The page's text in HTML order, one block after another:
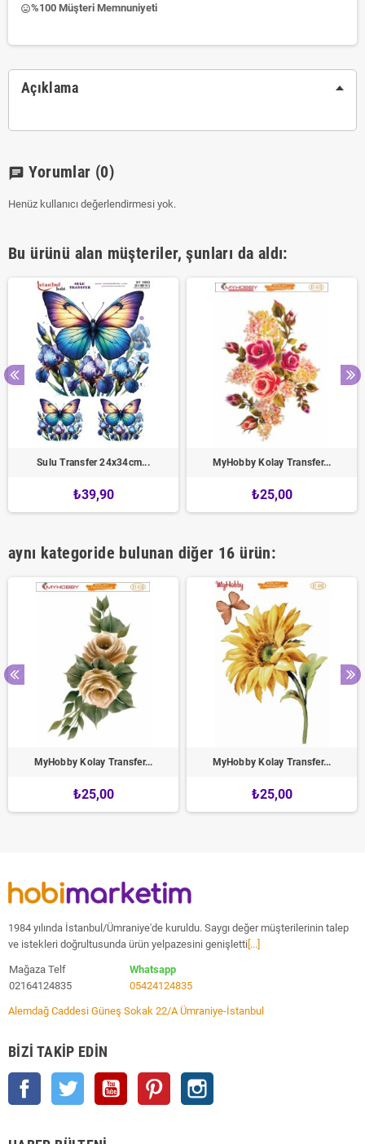
insert_emoticon%100 Müşteri Memnuniyeti
Açıklama
chat Yorumlar (0)
Henüz kullanıcı değerlendirmesi yok.
Bu ürünü alan müşteriler, şunları da aldı:
Sulu Transfer 24x34cm...
₺39,90
MyHobby Kolay Transfer...
₺25,00
aynı kategoride bulunan diğer 16 ürün:
MyHobby Kolay Transfer...
₺25,00
MyHobby Kolay Transfer...
₺25,00
1984 yılında İstanbul/Ümraniye'de kuruldu. Saygı değer müşterilerinin talep
ve istekleri doğrultusunda ürün yelpazesini genişletti [...]
Mağaza Telf
02164124835
Whatsapp
05424124835
Alemdağ Caddesi Güneş Sokak 22/A Ümraniye-İstanbul
BIZI TAKIP EDIN
Facebook Twitter YouTube Pinterest